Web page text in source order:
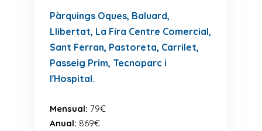
Pàrquings Oques, Baluard,
Llibertat, La Fira Centre Comercial,
Sant Ferran, Pastoreta, Carrilet,
Passeig Prim, Tecnoparc i
l'Hospital.
Mensual: 79€
Anual: 869€